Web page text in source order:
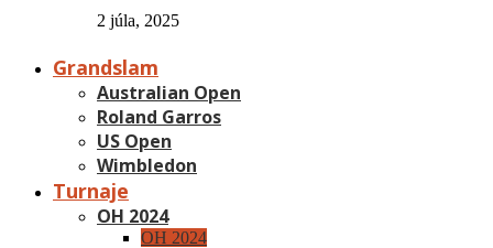
2 júla, 2025
Grandslam
Australian Open
Roland Garros
US Open
Wimbledon
Turnaje
OH 2024
OH 2024